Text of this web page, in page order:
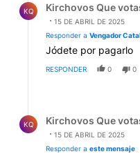
KQ Kirchovos Que
15 DE ABRIL DE 2025
Responder a Vengador
Jódete por pagarlo
RESPONDER 0 0
KQ Kirchovos Que
15 DE ABRIL DE 2025
Responder a este mensaje